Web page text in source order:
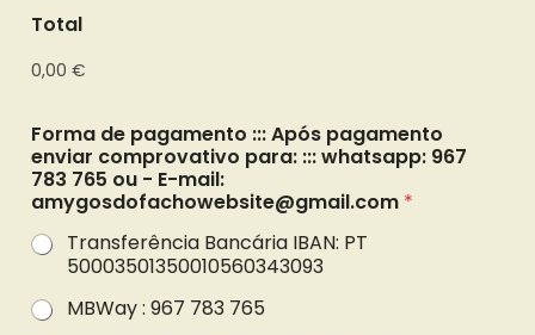
Total
0,00 €
Forma de pagamento ::: Após pagamento
enviar comprovativo para: ::: whatsapp: 967
783 765 ou - E-mail:
amygosdofachowebsite@gmail.com *
Transferência Bancária IBAN: PT
50003501350010560343093
MBWay : 967 783 765